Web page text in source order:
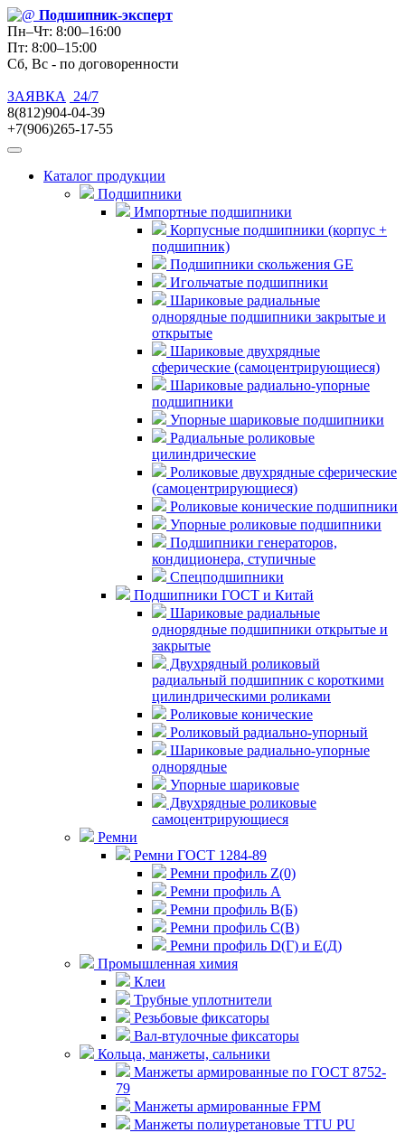
Подшипник-эксперт
Пн–Чт: 8:00–16:00
Пт: 8:00–15:00
Сб, Вс - по договоренности
ЗАЯВКА
24/7
8(812)904-04-39
+7(906)265-17-55
Каталог продукции
Подшипники
Импортные подшипники
Корпусные подшипники (корпус +
подшипник)
Подшипники скольжения GE
Игольчатые подшипники
Шариковые радиальные
однорядные подшипники закрытые и
открытые
Шариковые двухрядные
сферические (самоцентрирующиеся)
Шариковые радиально-упорные
подшипники
Упорные шариковые подшипники
Радиальные роликовые
цилиндрические
Роликовые двухрядные сферические
(самоцентрирующиеся)
Роликовые конические подшипники
Упорные роликовые подшипники
Подшипники генераторов,
кондиционера, ступичные
Спецподшипники
Подшипники ГОСТ и Китай
Шариковые радиальные
однорядные подшипники открытые и
закрытые
Двухрядный роликовый
радиальный подшипник с короткими
цилиндрическими роликами
Роликовые конические
Роликовый радиально-упорный
Шариковые радиально-упорные
однорядные
Упорные шариковые
Двухрядные роликовые
самоцентрирующиеся
Ремни
Ремни ГОСТ 1284-89
Ремни профиль Z(0)
Ремни профиль А
Ремни профиль В(Б)
Ремни профиль С(В)
Ремни профиль D(Г) и E(Д)
Промышленная химия
Клеи
Трубные уплотнители
Резьбовые фиксаторы
Вал-втулочные фиксаторы
Кольца, манжеты, сальники
Манжеты армированные по ГОСТ 8752-
79
Манжеты армированные FPM
Манжеты полиуретановые TTU PU